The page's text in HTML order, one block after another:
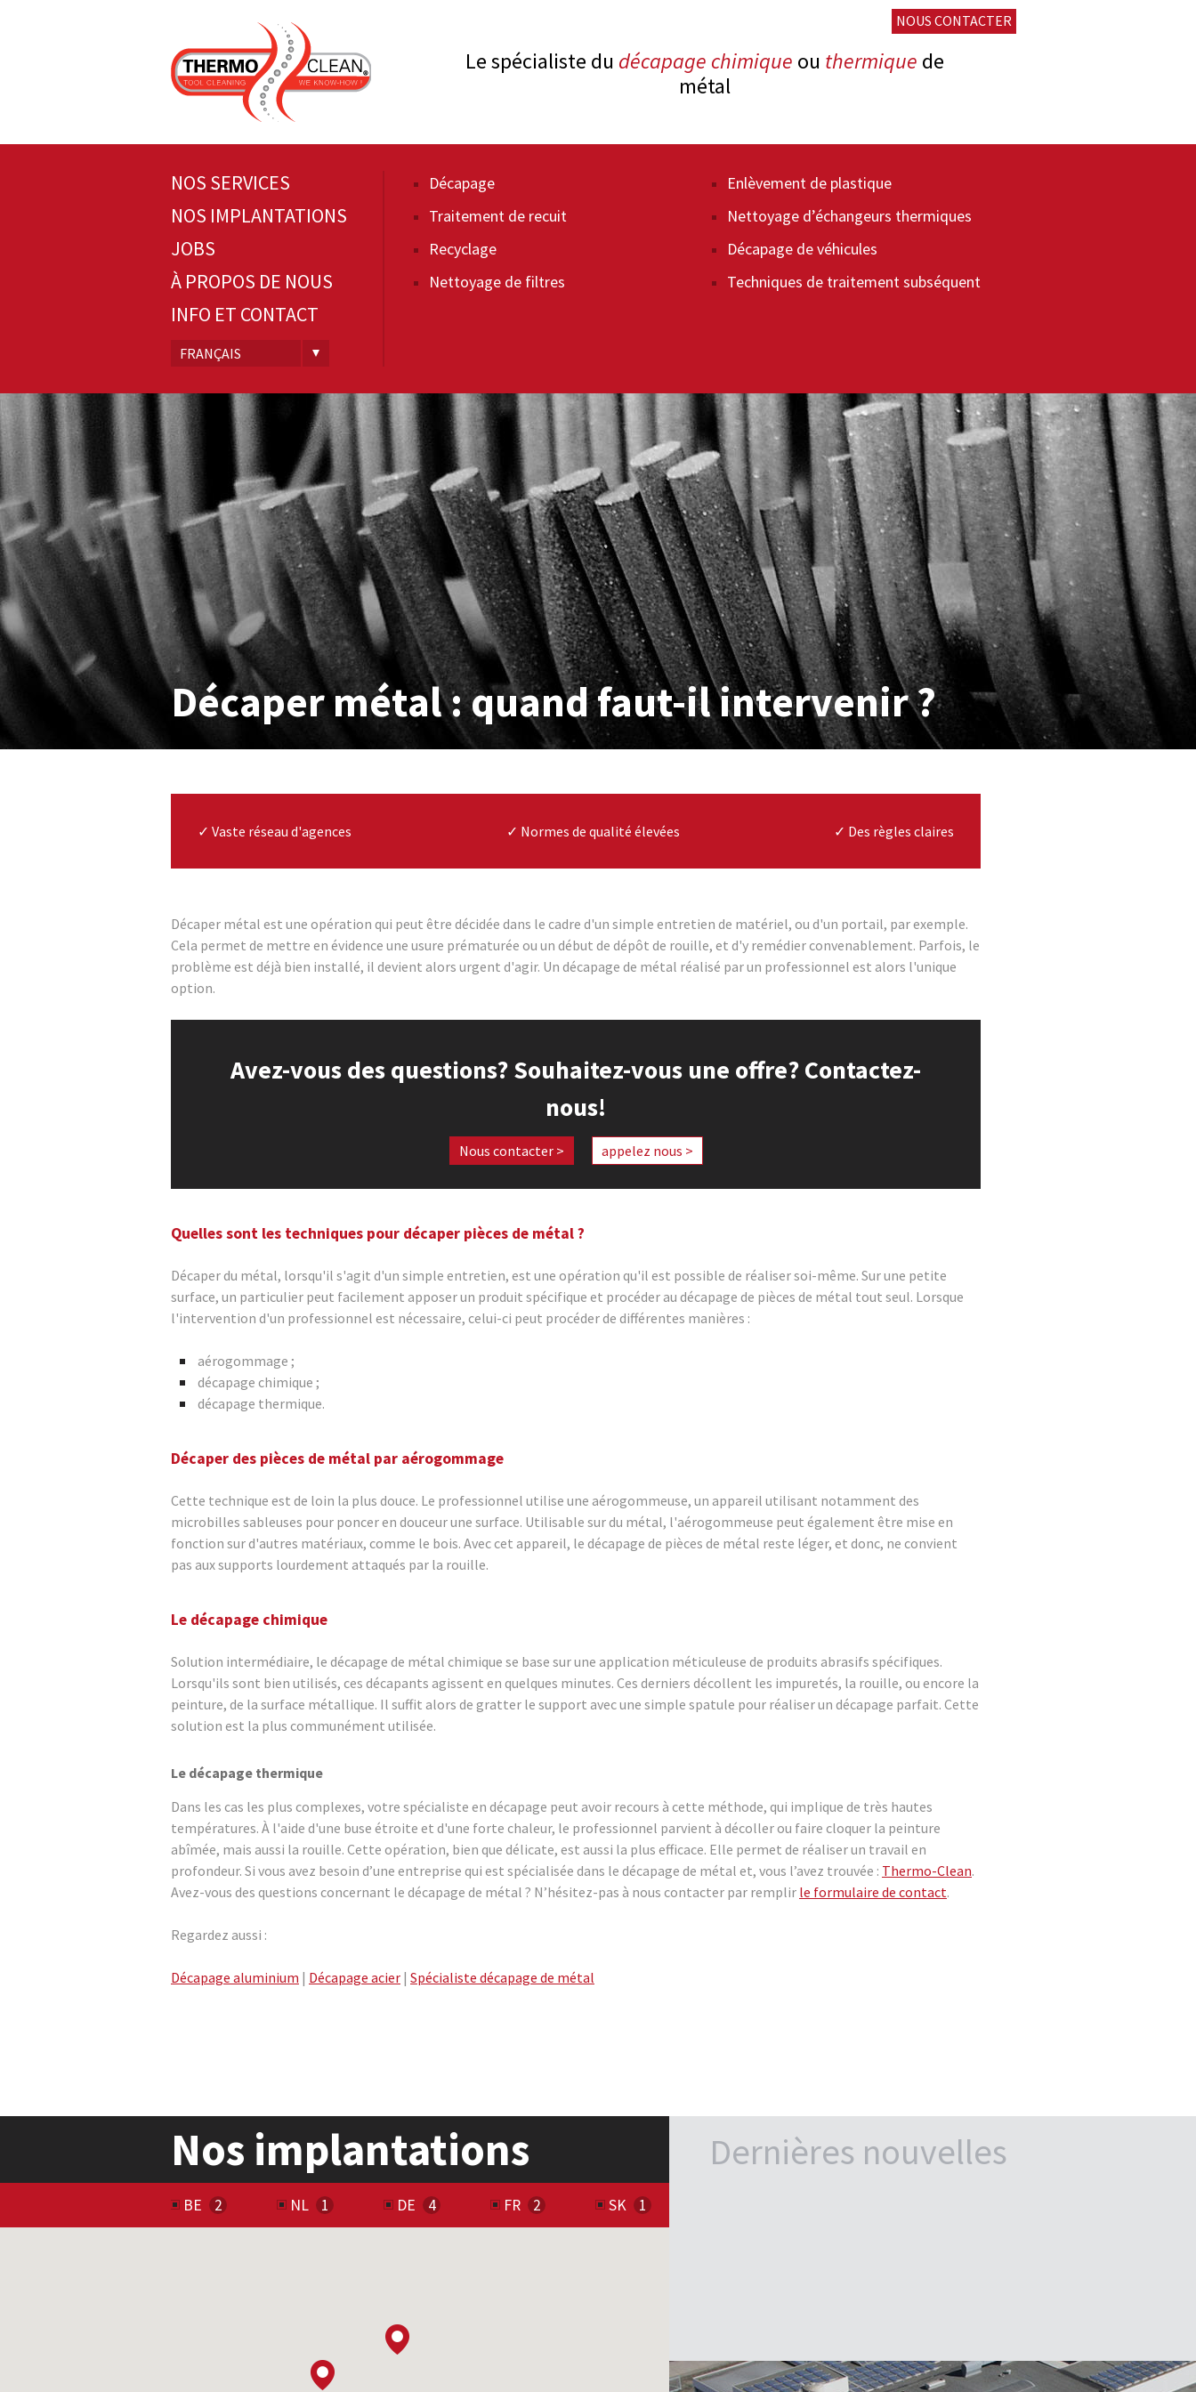
Le spécialiste du décapage chimique ou thermique de
métal
NOUS CONTACTER
NOS SERVICES Décapage
Enlèvement de plastique
Traitement de recuit
Nettoyage d’échangeurs thermiques
Recyclage
Décapage de véhicules
Nettoyage de filtres
Techniques de traitement subséquent
NOS IMPLANTATIONS
JOBS
À PROPOS DE NOUS
INFO ET CONTACT
FRANÇAIS
Décaper métal : quand faut-il intervenir ?
✓ Vaste réseau d'agences ✓ Normes de qualité élevées ✓ Des règles claires
Décaper métal est une opération qui peut être décidée dans le cadre d'un simple entretien de matériel, ou d'un portail, par exemple.
Cela permet de mettre en évidence une usure prématurée ou un début de dépôt de rouille, et d'y remédier convenablement. Parfois, le
problème est déjà bien installé, il devient alors urgent d'agir. Un décapage de métal réalisé par un professionnel est alors l'unique
option.
Avez-vous des questions? Souhaitez-vous une offre? Contactez-
nous!
Nous contacter > appelez nous >
Quelles sont les techniques pour décaper pièces de métal ?
Décaper du métal, lorsqu'il s'agit d'un simple entretien, est une opération qu'il est possible de réaliser soi-même. Sur une petite
surface, un particulier peut facilement apposer un produit spécifique et procéder au décapage de pièces de métal tout seul. Lorsque
l'intervention d'un professionnel est nécessaire, celui-ci peut procéder de différentes manières :
aérogommage ;
décapage chimique ;
décapage thermique.
Décaper des pièces de métal par aérogommage
Cette technique est de loin la plus douce. Le professionnel utilise une aérogommeuse, un appareil utilisant notamment des
microbilles sableuses pour poncer en douceur une surface. Utilisable sur du métal, l'aérogommeuse peut également être mise en
fonction sur d'autres matériaux, comme le bois. Avec cet appareil, le décapage de pièces de métal reste léger, et donc, ne convient
pas aux supports lourdement attaqués par la rouille.
Le décapage chimique
Solution intermédiaire, le décapage de métal chimique se base sur une application méticuleuse de produits abrasifs spécifiques.
Lorsqu'ils sont bien utilisés, ces décapants agissent en quelques minutes. Ces derniers décollent les impuretés, la rouille, ou encore la
peinture, de la surface métallique. Il suffit alors de gratter le support avec une simple spatule pour réaliser un décapage parfait. Cette
solution est la plus communément utilisée.
Le décapage thermique
Dans les cas les plus complexes, votre spécialiste en décapage peut avoir recours à cette méthode, qui implique de très hautes
températures. À l'aide d'une buse étroite et d'une forte chaleur, le professionnel parvient à décoller ou faire cloquer la peinture
abîmée, mais aussi la rouille. Cette opération, bien que délicate, est aussi la plus efficace. Elle permet de réaliser un travail en
profondeur. Si vous avez besoin d’une entreprise qui est spécialisée dans le décapage de métal et, vous l’avez trouvée : Thermo-Clean.
Avez-vous des questions concernant le décapage de métal ? N’hésitez-pas à nous contacter par remplir le formulaire de contact.
Regardez aussi :
Décapage aluminium | Décapage acier | Spécialiste décapage de métal
Dernières nouvelles
Nos implantations
BE NL DE FR SK